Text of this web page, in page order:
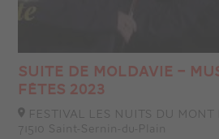
SUITE DE MOLDAVIE –
FÊTES 2023
FESTIVAL LES NUITS DU MONT
71510 Saint-Sernin-du-Plain